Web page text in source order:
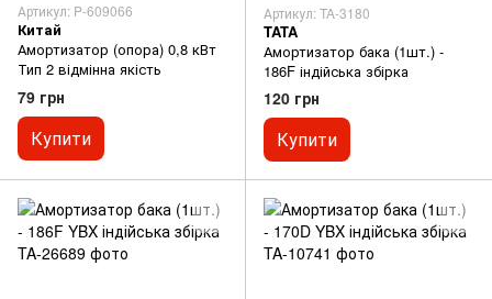
Артикул: P-609066
Китай
Амортизатор (опора) 0,8 кВт
Тип 2 відмінна якість
79 грн
Купити
Артикул: TA-3180
TATA
Амортизатор бака (1шт.) -
186F індійська збірка
120 грн
Купити